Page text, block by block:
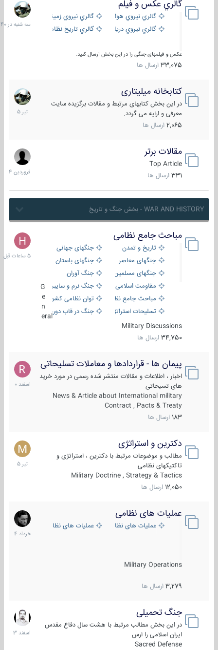
گالري عكس و فيلم
گالري نيروي هوايي
گالري نيروي زميني
گالري نيروي دريايي
گالري تاریخ نظامی
عکس و فیلمهای جنگی را در این بخش ارسال کنید.
33,075 ارسال ها
سه
شنبه
در
کتابخانه میلیتاری
در این بخش کتابهای مرتبط و مقالات برگزیده سایت
معرفی و ارایه می گردد.
2,065 ارسال ها
16
تیر
1405
مقالات برتر
Top Article
331 ارسال ها
29
فروردین
1404
WAR AND HISTORY - بخش جنگ و تاریخ
مباحث جامع نظامی
تاریخ و تمدن
جنگهای جهانی
جنگهای معاصر
جنگهای باستان
جنگهای مسلمین
جنگ آوران
مقاومت اسلامی
جنگ نرم و سایبری
مباحث جامع نظامی
توان نظامی کشورها
تسلیحات استراتژیک
جنگ در قاب دوربین
eral
Military Discussions
34,750 ارسال ها
5
ساعات
قبل
پیمان ها - قراردادها و معاملات تسلیحاتی
اخبار ، اطلاعات و مقالات منتشر شده رسمی در مورد خرید
های تسیحاتی
News & Article about International military
Contract , Pacts & Treaty
183 ارسال ها
7
اسفند
1400
دکترین و استراتژی
مطالب و موضوعات مرتبط با دکترین ، استراتژی و
تاکتیکهای نظامی
Military Doctrine , Strategy & Tactics
12,050 ارسال ها
27
تیر
1405
عملیات های نظامی
عملیات های نظامی ایرانعملیات های نظامی خارجی
Military Operations
3,279 ارسال ها
5
خرداد
1404
جنگ تحمیلی
در این بخش مطالب مرتبط با هشت سال دفاع مقدس
ایران اسلامی را ارس
Sacred Defense
20
اسفند
1403